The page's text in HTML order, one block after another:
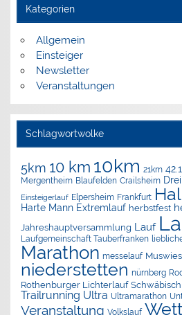
Kategorien
Allgemein
Einsteiger
Newsletter
Veranstaltungen
Schlagwortwolke
5km 10 km 10km 21km
Mergentheim Blaufelden Crailsheim
Einsteigerlauf Elpersheim Frankfurt
Harte Mann Extremlauf herbstfest
Jahreshauptversammlung Lauf
Laufgemeinschaft Tauberfranken
Marathon messelauf
niederstetten nürnberg
Rothenburger Lichterlauf
Trailrunning Ultra Ultramarathon
Veranstaltung Volkslauf